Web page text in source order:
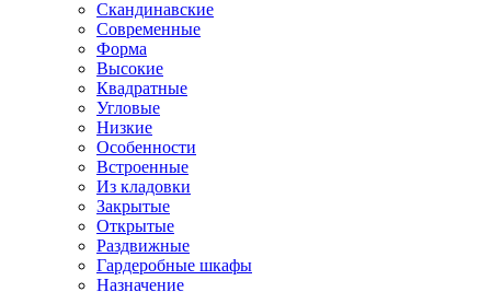
Скандинавские
Современные
Форма
Высокие
Квадратные
Угловые
Низкие
Особенности
Встроенные
Из кладовки
Закрытые
Открытые
Раздвижные
Гардеробные шкафы
Назначение